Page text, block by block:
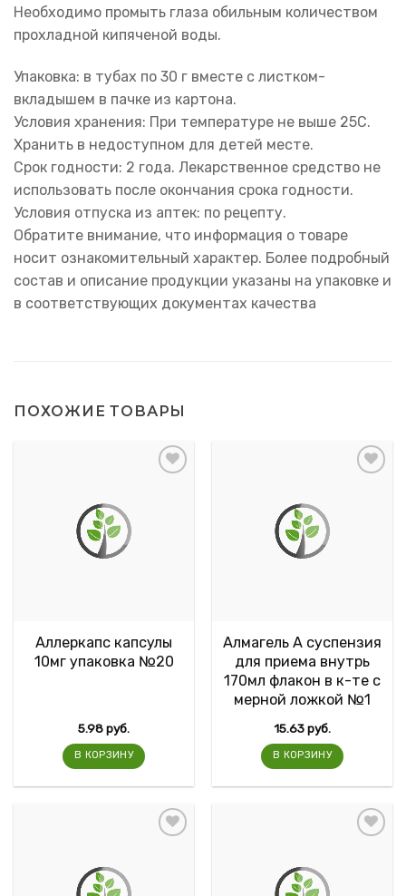
Необходимо промыть глаза обильным количеством
прохладной кипяченой воды.
Упаковка: в тубах по 30 г вместе с листком-
вкладышем в пачке из картона.
Условия хранения: При температуре не выше 25С.
Хранить в недоступном для детей месте.
Срок годности: 2 года. Лекарственное средство не
использовать после окончания срока годности.
Условия отпуска из аптек: по рецепту.
Обратите внимание, что информация о товаре
носит ознакомительный характер. Более подробный
состав и описание продукции указаны на упаковке и
в соответствующих документах качества
ПОХОЖИЕ ТОВАРЫ
Аллеркапс капсулы
10мг упаковка №20
5.98руб.
В КОРЗИНУ
Алмагель А суспензия
для приема внутрь
170мл флакон в к-те с
мерной ложкой №1
15.63руб.
В КОРЗИНУ